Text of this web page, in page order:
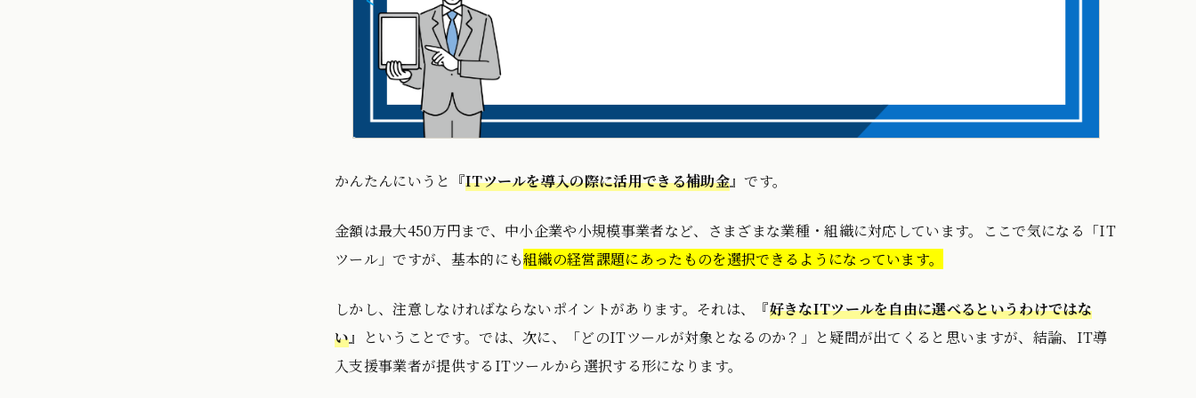
かんたんにいうと『ITツールを導入の際に活用できる補助金』です。
金額は最大450万円まで、中小企業や小規模事業者など、さまざまな業種・組織に対応しています。ここで気になる「IT
ツール」ですが、基本的にも組織の経営課題にあったものを選択できるようになっています。
しかし、注意しなければならないポイントがあります。それは、『好きなITツールを自由に選べるというわけではな
い』ということです。では、次に、「どのITツールが対象となるのか？」と疑問が出てくると思いますが、結論、IT導
入支援事業者が提供するITツールから選択する形になります。